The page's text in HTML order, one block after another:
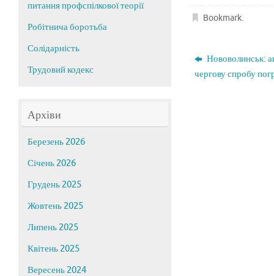
Bookmark.
Нововолинськ:
чергову спробу
питання профспілкової теорії
Робітнича боротьба
Солідарність
Трудовий кодекс
Архіви
Березень 2026
Січень 2026
Грудень 2025
Жовтень 2025
Липень 2025
Квітень 2025
Вересень 2024